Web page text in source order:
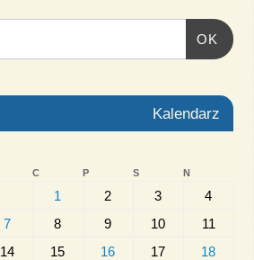
OK
Kalendarz
C P S N
1 2 3
4
7 8 9 10
11
14 15 16 17
18